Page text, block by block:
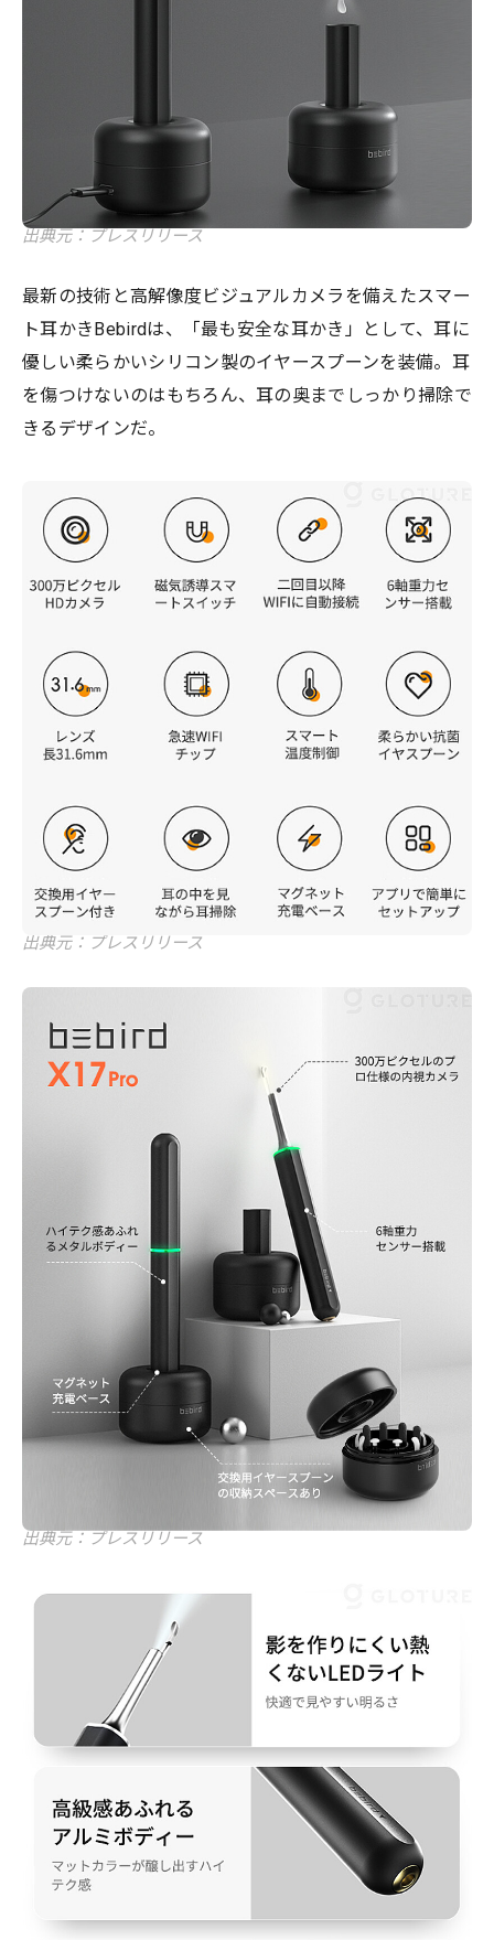
出典元：プレスリリース
最新の技術と高解像度ビジュアルカメラを備えたスマー
ト耳かきBebirdは、「最も安全な耳かき」として、耳に
優しい柔らかいシリコン製のイヤースプーンを装備。耳
を傷つけないのはもちろん、耳の奥までしっかり掃除で
きるデザインだ。
出典元：プレスリリース
出典元：プレスリリース